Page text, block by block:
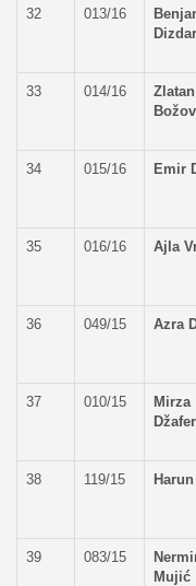
32 013/16
33 014/16
Zlatan
34 015/16 Emir
35 016/16 Ajla
36 049/15 Azra
37 010/15
Mirza
38 119/15
39 083/15
Mujić